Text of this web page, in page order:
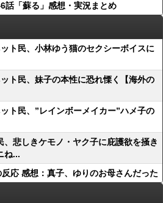
話「蘇る」感想・実況まとめ
ト民、小林ゆう猫のセクシーボイスに
ト民、妹子の本性に恐れ慄く【海外の
ト民、”レインボーメイカー”ハメ子の
、悲しきケモノ・ヤク子に庇護欲を掻き
ね...
応 感想：真子、ゆりのお母さんだった